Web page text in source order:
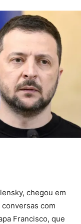
chegou em
conversas com
Francisco, que